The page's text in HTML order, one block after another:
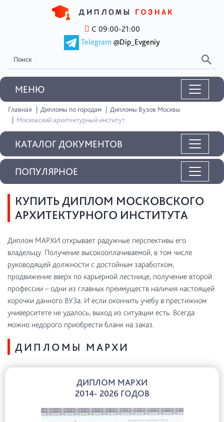
С 09:00-21:00
Telegram @Dip_Evgeniy
MEНЮ
Главная Дипломы по городам
Дипломы Вузов Москвы
Московский архитектурный институт
КАТАЛОГ ДОКУМЕНТОВ
КУПИТЬ ДИПЛОМ МОСКОВСКОГО
АРХИТЕКТУРНОГО ИНСТИТУТА
Диплом МАРХИ открывает радужные перспективы его
владельцу. Получение высокооплачиваемой, в том числе
руководящей должности с достойным заработком,
продвижение вверх по карьерной лестнице, получение второй
профессии – одни из главных преимуществ наличия настоящей
корочки данного ВУЗа. И если окончить учебу в престижном
университете не удалось, выход из ситуации есть. Всегда
можно недорого приобрести бланк на заказ.
ДИПЛОМЫ МАРХИ
ДИПЛОМ МАРХИ
2014- 2026 ГОДОВ
ПОПУЛЯРНОЕ